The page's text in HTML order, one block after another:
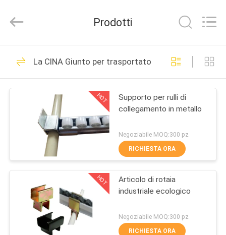
CASA.
PRODOTTI
VISITA
ALLA
FABBRICA
Jingji
Technology
All
Reserved.
Connettori del tubo
del metallo
98
Giunti di tubo del
metallo
52
Prodotti
La CINA Giunto per trasportatore a rulli
HOT
Supporto per rulli di
collegamento in metallo
Negoziabile MOQ:300 pz
RICHIESTA ORA
HOT
Articolo di rotaia
industriale ecologico
Negoziabile MOQ:300 pz
RICHIESTA ORA